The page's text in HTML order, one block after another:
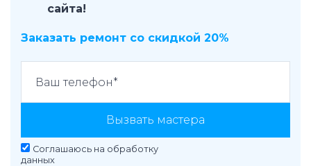
сайта!
Заказать ремонт со скидкой 20%
Вызвать мастера
Соглашаюсь на обработку
данных